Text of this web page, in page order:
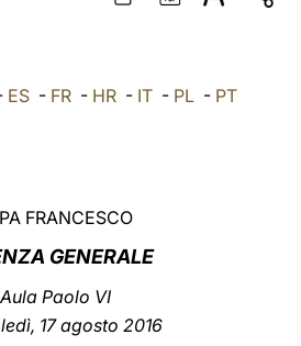
ES- FR- HR- IT- PL- PT
FRANCESCO
GENERALE
Aula Paolo VI
17 agosto 2016